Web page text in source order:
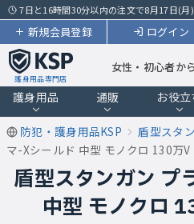
7日と16時間30分以内の注文で8月17日(月
ログイン
新規会員登録
護身用品専門店
女性・初心者か
護身用品 通販 お役立
防犯・護身用品KSP 盾型スタ
マ-Xシールド 中型 モノクロ 130万
盾型スタンガン プ
中型 モノクロ